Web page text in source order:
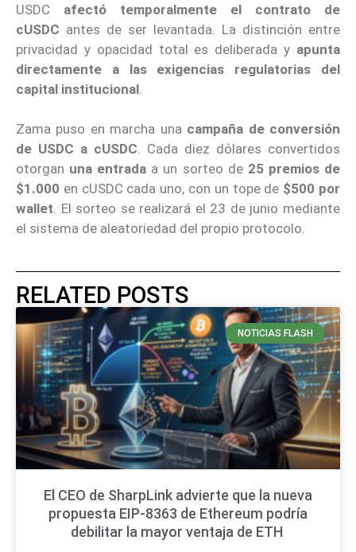
USDC afectó temporalmente el contrato de
cUSDC antes de ser levantada. La distinción entre
privacidad y opacidad total es deliberada y apunta
directamente a las exigencias regulatorias del
capital institucional
Zama puso en marcha una campaña de conversión
de USDC a cUSDC. Cada diez dólares convertidos
otorgan una entrada a un sorteo de 25 premios de
$1.000 en cUSDC cada uno, con un tope de $500 por
wallet. El sorteo se realizará el 23 de junio mediante
el sistema de aleatoriedad del propio protocolo.
RELATED POSTS
NOTICIAS FLASH
El CEO de SharpLink advierte que la nueva
propuesta EIP-8363 de Ethereum podría
debilitar la mayor ventaja de ETH